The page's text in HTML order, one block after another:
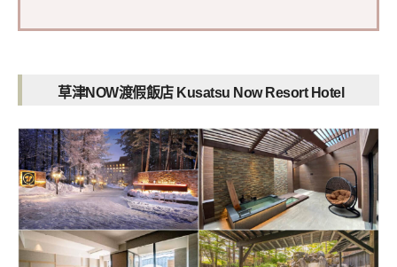
草津NOW渡假飯店 Kusatsu Now Resort Hotel